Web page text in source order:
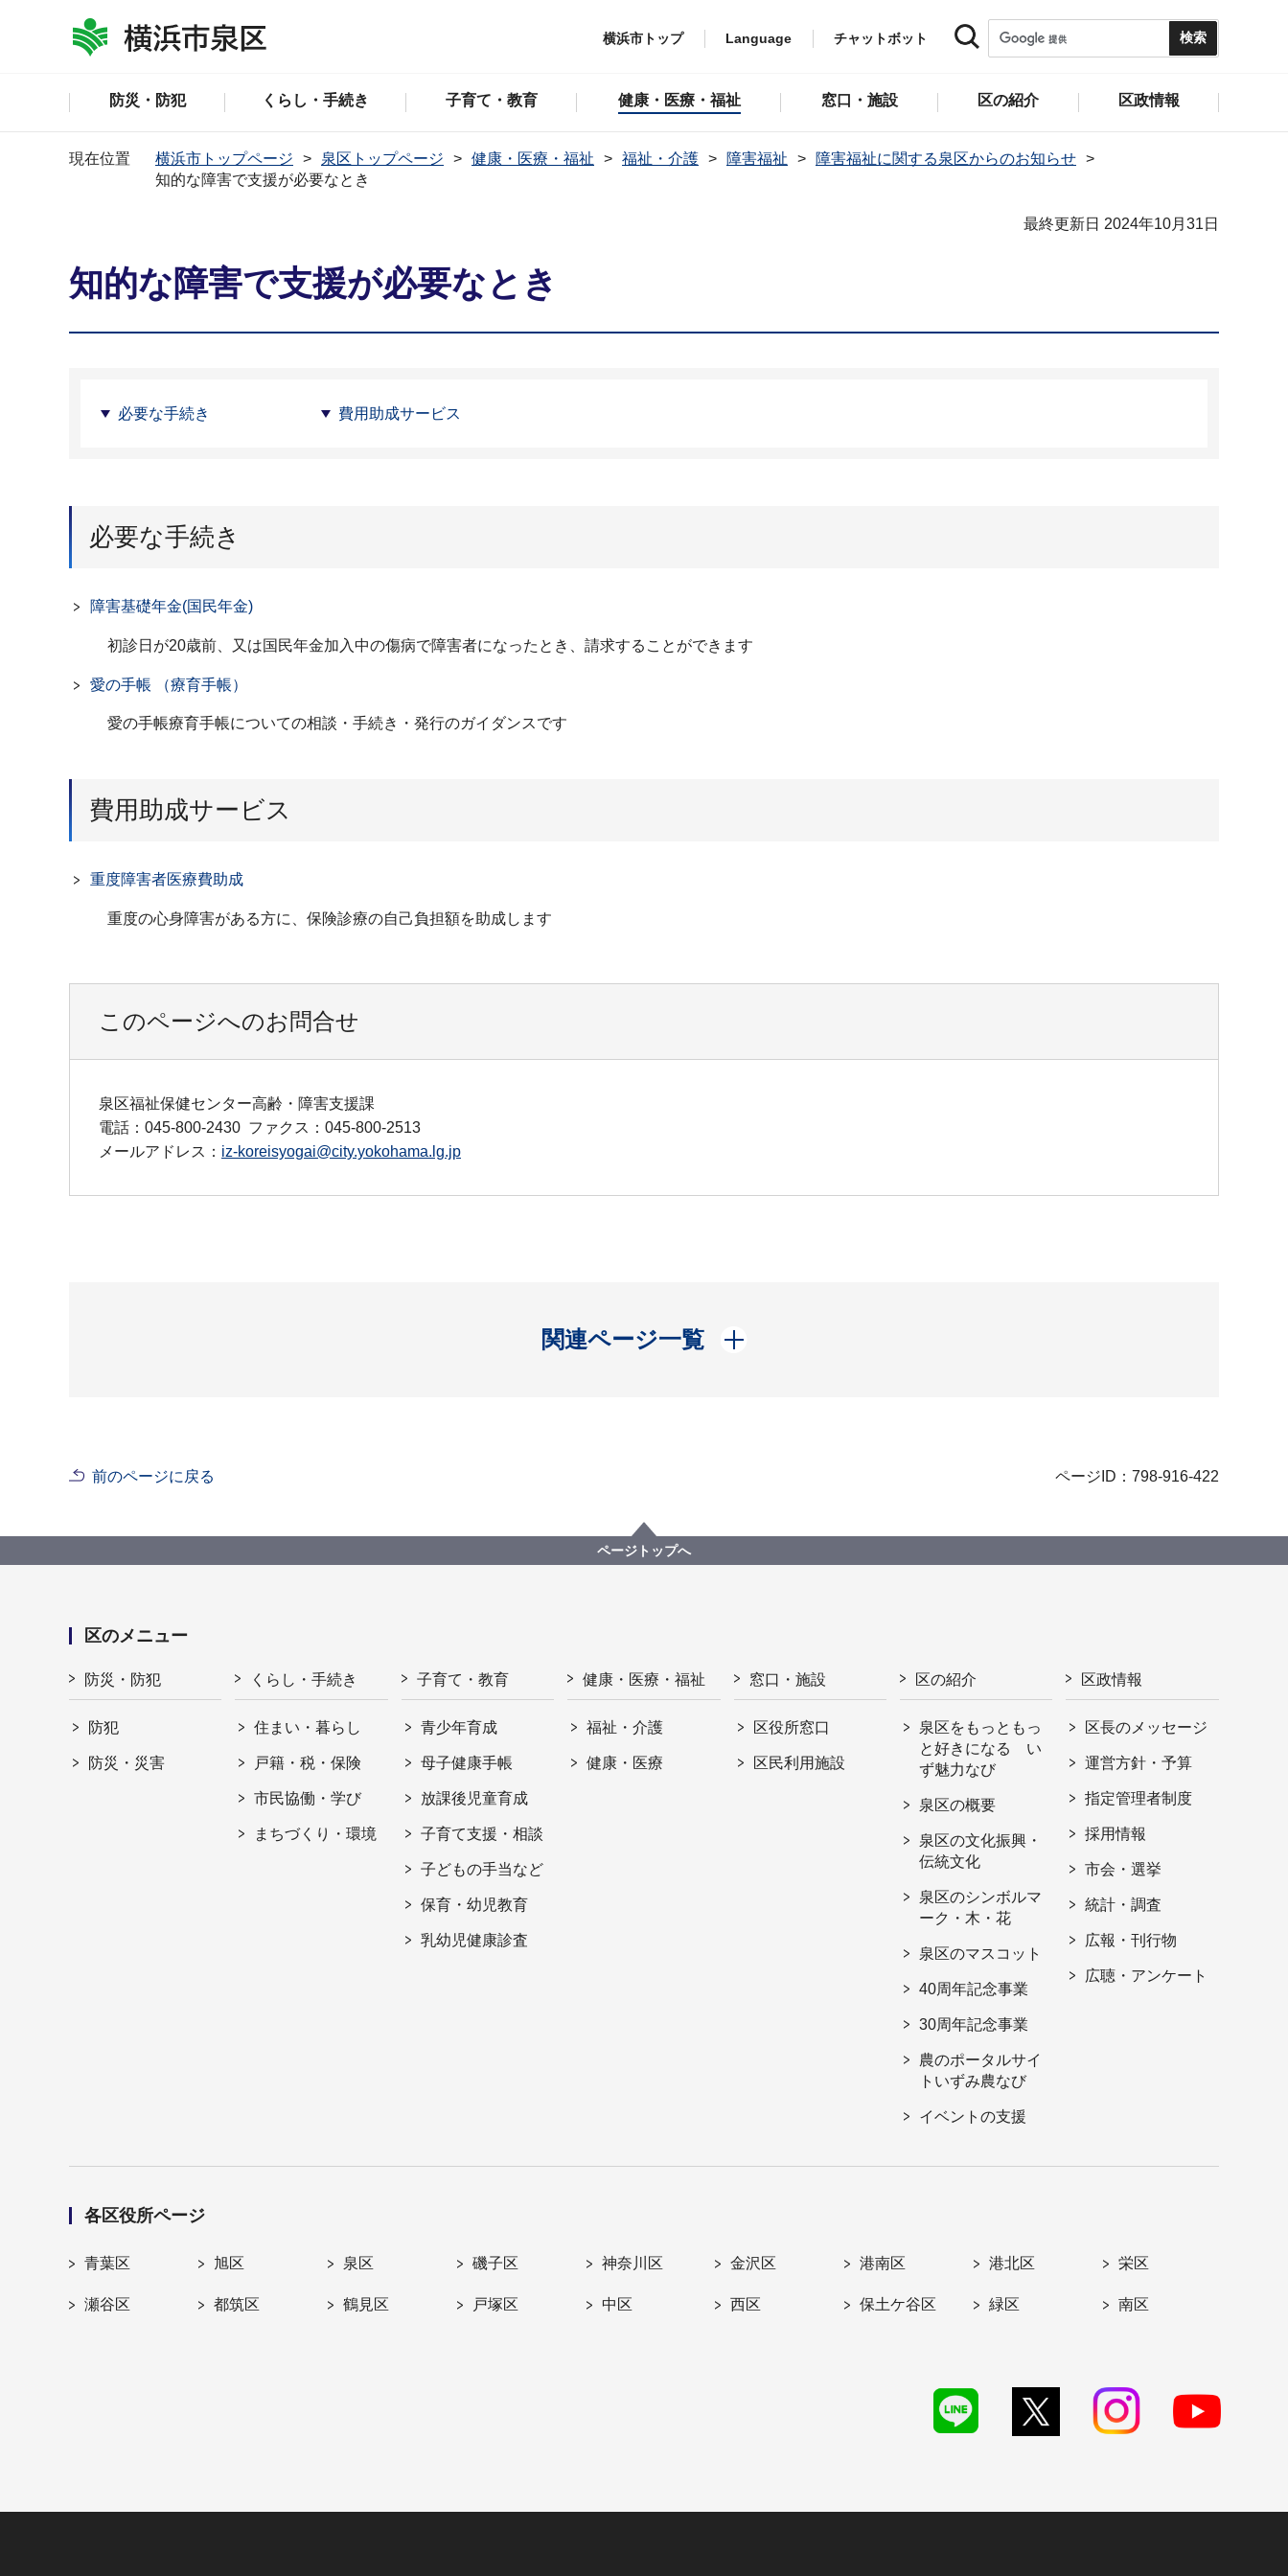
横浜市トップ Language チャットボット
防災・防犯 くらし・手続き 子育て・教育 健康・医療・福祉 窓口・施設 区の紹介 区政情報
現在位置 横浜市トップページ 泉区トップページ 健康・医療・福祉 福祉・介護 障害福祉
障害福祉に関する泉区からのお知らせ
知的な障害で支援が必要なとき
最終更新日 2024年10月31日
知的な障害で支援が必要なとき
必要な手続き 費用助成サービス
必要な手続き
障害基礎年金(国民年金)
初診日が20歳前、又は国民年金加入中の傷病で障害者になったとき、請求することができます
愛の手帳 （療育手帳）
愛の手帳療育手帳についての相談・手続き・発行のガイダンスです
費用助成サービス
重度障害者医療費助成
重度の心身障害がある方に、保険診療の自己負担額を助成します
このページへのお問合せ
泉区福祉保健センター高齢・障害支援課
電話：045-800-2430 ファクス：045-800-2513
メールアドレス： iz-koreisyogai@city.yokohama.lg.jp
関連ページ一覧
開く
前のページに戻る ページID：798-916-422
ページトップへ
区のメニュー
防災・防犯
防犯
防災・災害
くらし・手続き
住まい・暮らし
戸籍・税・保険
市民協働・学び
まちづくり・環境
子育て・教育
青少年育成
母子健康手帳
放課後児童育成
子育て支援・相談
子どもの手当など
保育・幼児教育
乳幼児健康診査
健康・医療・福祉
福祉・介護
健康・医療
窓口・施設
区役所窓口
区民利用施設
区の紹介
泉区をもっともっ
と好きになる い
ず魅力なび
泉区の概要
泉区の文化振興・
伝統文化
泉区のシンボルマ
ーク・木・花
泉区のマスコット
40周年記念事業
30周年記念事業
農のポータルサイ
トいずみ農なび
イベントの支援
区政情報
区長のメッセージ
運営方針・予算
指定管理者制度
採用情報
市会・選挙
統計・調査
広報・刊行物
広聴・アンケート
各区役所ページ
青葉区 旭区 泉区 磯子区 神奈川区 金沢区 港南区 港北区 栄区
瀬谷区 都筑区 鶴見区 戸塚区 中区 西区 保土ケ谷区 緑区 南区